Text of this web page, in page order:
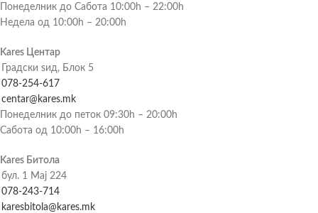
Понеделник до Сабота 10:00h – 22:00h
Недела од 10:00h – 20:00h
Kares Центар
Градски ѕид, Блок 5
078-254-617
centar@kares.mk
Понеделник до петок 09:30h – 20:00h
Сабота од 10:00h – 16:00h
Kares Битола
бул. 1 Мај 224
078-243-714
karesbitola@kares.mk